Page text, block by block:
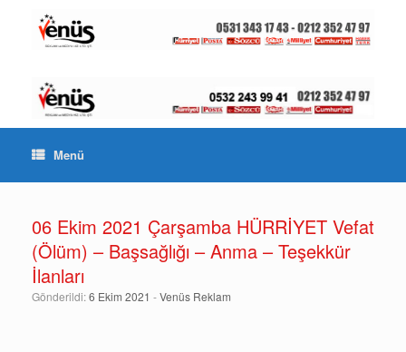
Menü
06 Ekim 2021 Çarşamba HÜRRİYET Vefat
(Ölüm) – Başsağlığı – Anma – Teşekkür
İlanları
Gönderildi:6 Ekim 2021 -Venüs Reklam